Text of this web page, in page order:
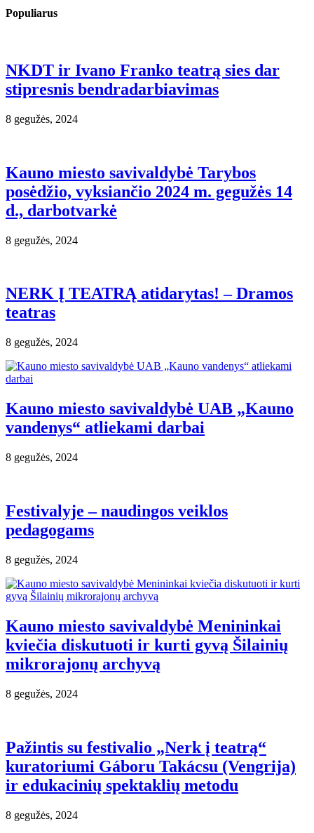
Populiarus
NKDT ir Ivano Franko teatrą sies dar
stipresnis bendradarbiavimas
8 gegužės, 2024
Kauno miesto savivaldybė Tarybos
posėdžio, vyksiančio 2024 m. gegužės 14
d., darbotvarkė
8 gegužės, 2024
NERK Į TEATRĄ atidarytas! – Dramos
teatras
8 gegužės, 2024
Kauno miesto savivaldybė UAB „Kauno
vandenys“ atliekami darbai
8 gegužės, 2024
Festivalyje – naudingos veiklos
pedagogams
8 gegužės, 2024
Kauno miesto savivaldybė Menininkai
kviečia diskutuoti ir kurti gyvą Šilainių
mikrorajonų archyvą
8 gegužės, 2024
Pažintis su festivalio „Nerk į teatrą“
kuratoriumi Gáboru Takácsu (Vengrija)
ir edukacinių spektaklių metodu
8 gegužės, 2024